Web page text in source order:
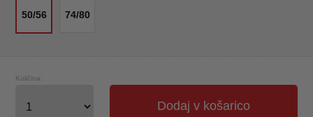
50/56 74/80
Dodaj v košarico
Količina: